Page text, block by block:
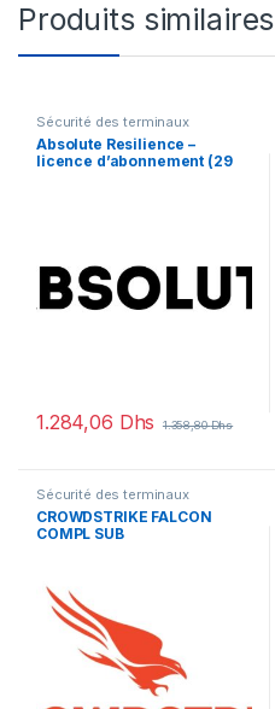
Produits similaires
Sécurité des terminaux
Absolute Resilience –
licence d’abonnement (29
1.284,06 Dhs 1.358,80Dhs
Sécurité des terminaux
CROWDSTRIKE FALCON
COMPL SUB